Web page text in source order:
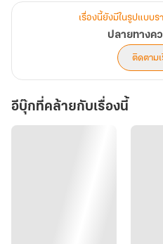
ผลักไส... เขากลับยิ่งพบว่าภายใต้รอ
บางอย่างเอาไว้... ความลับที่แลกม
เมื่อกำแพงทิฐิพังทลายลงเพราะควา
พลาดครั้งนี้อย่างไร... ในวันที่ทุกอย่าง
เรื่องนี้ยังมีในรูปแบบ
ปลายทางค
ติดตาม
อีบุ๊กที่คล้ายกับเรื่องนี้